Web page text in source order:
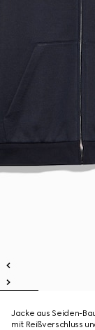
Jacke aus Seiden-
mit Reißverschluss